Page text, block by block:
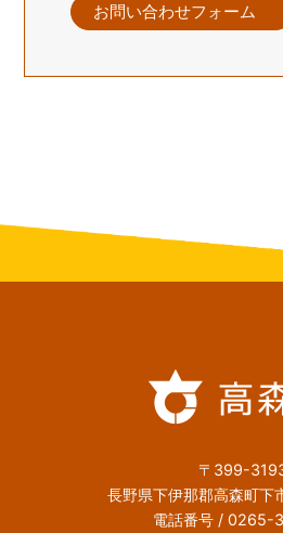
お問い合わせフォーム
〒399-
長野県下伊那郡高森町下
電話番号 / 0265-